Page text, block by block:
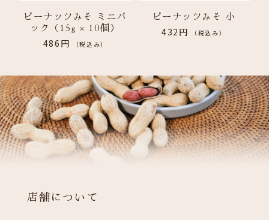
ピーナッツみそ ミニパ
ック（15g × 10個）
486円 （税込み）
ピーナッツみそ 小
432円 （税込み）
店舗について